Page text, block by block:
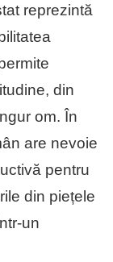
reprezintă
din
om. În
are nevoie
pentru
din piețele
un